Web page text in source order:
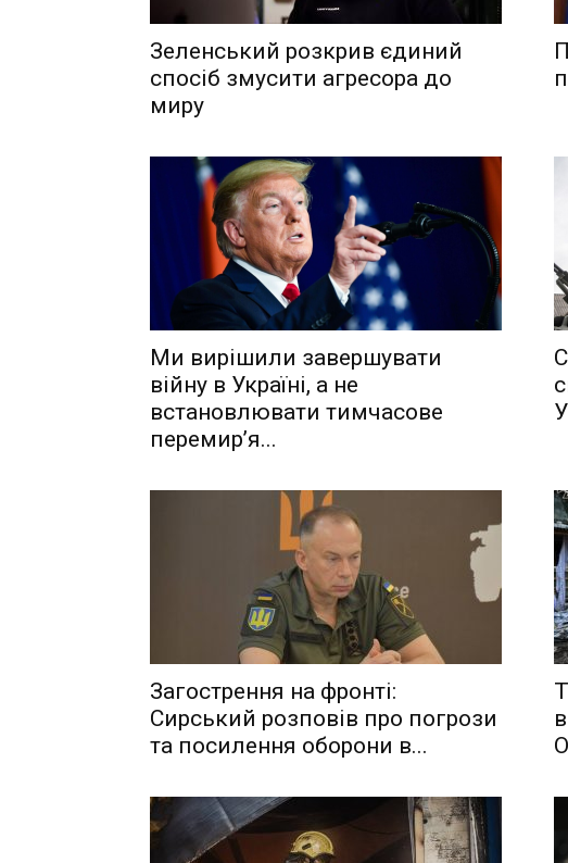
Зеленський розкрив єдиний
спосіб змусити агресора до
миру
Ми вирішили завершувати
війну в Україні, а не
встановлювати тимчасове
перемир’я...
Загострення на фронті:
Сирський розповів про погрози
та посилення оборони в...